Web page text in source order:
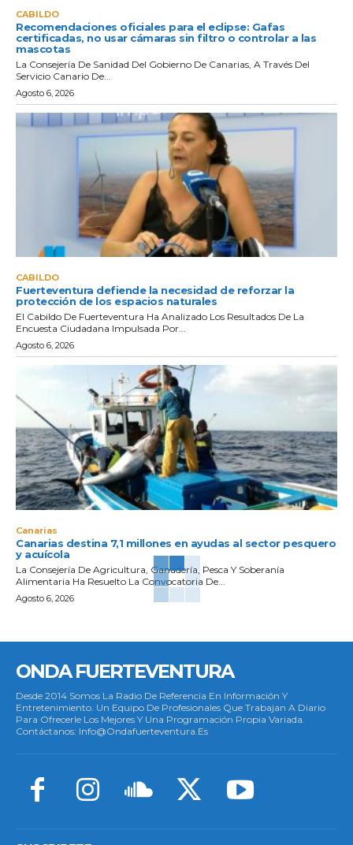
CABILDO
Recomendaciones oficiales para el eclipse: Gafas
certificadas, no usar cámaras sin filtro o controlar a las
mascotas
La Consejería De Sanidad Del Gobierno De Canarias, A Través Del
Servicio Canario De...
Agosto 6, 2026
CABILDO
Fuerteventura defiende la necesidad de reforzar la
protección de los espacios naturales
El Cabildo De Fuerteventura Ha Analizado Los Resultados De La
Encuesta Ciudadana Impulsada Por...
Agosto 6, 2026
Canarias
Canarias destina 7,1 millones en ayudas al sector pesquero
y acuícola
La Consejería De Agricultura, Ganadería, Pesca Y Soberanía
Alimentaria Ha Resuelto La Convocatoria De...
Agosto 6, 2026
ONDA FUERTEVENTURA
Desde 2014 Somos La Radio De Referencia En Información Y
Entretenimiento. Un Equipo De Profesionales Que Trabajan A Diario
Para Ofrecerle Los Mejores Y Una Programación Propia Variada.
Contáctanos: Info@ondafuerteventura.es